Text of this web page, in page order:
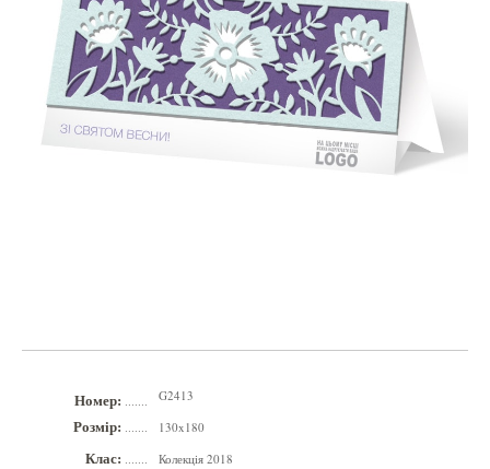
Номер: G2413
Розмір: 130x180
Клас: Колекція 2018